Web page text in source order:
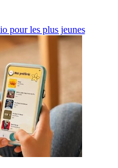
pour les plus jeunes